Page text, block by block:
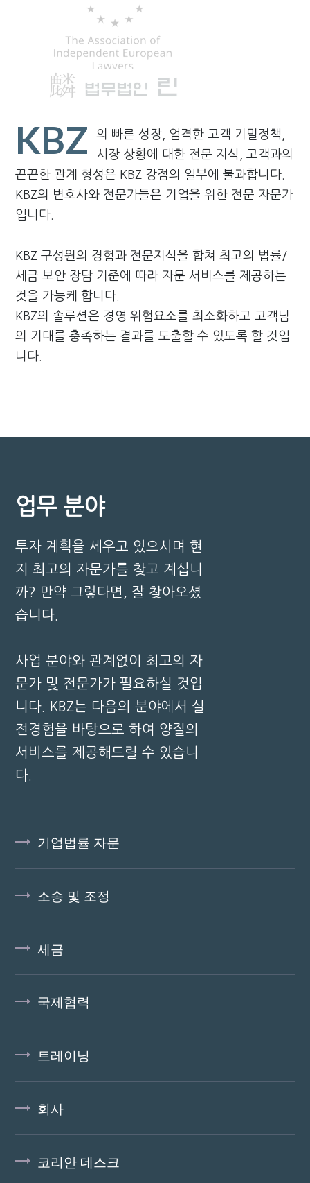
KBZ
의 빠른 성장, 엄격한 고객 기밀정책,
시장 상황에 대한 전문 지식, 고객과의
끈끈한 관계 형성은 KBZ 강점의 일부에 불과합니다.
KBZ의 변호사와 전문가들은 기업을 위한 전문 자문가
입니다.
KBZ 구성원의 경험과 전문지식을 합쳐 최고의 법률/
세금 보안 장담 기준에 따라 자문 서비스를 제공하는
것을 가능케 합니다.
KBZ의 솔루션은 경영 위험요소를 최소화하고 고객님
의 기대를 충족하는 결과를 도출할 수 있도록 할 것입
니다.
업무 분야
투자 계획을 세우고 있으시며 현
지 최고의 자문가를 찾고 계십니
까? 만약 그렇다면, 잘 찾아오셨
습니다.
사업 분야와 관계없이 최고의 자
문가 및 전문가가 필요하실 것입
니다. KBZ는 다음의 분야에서 실
전경험을 바탕으로 하여 양질의
서비스를 제공해드릴 수 있습니
다.
기업법률 자문
소송 및 조정
세금
국제협력
트레이닝
회사
코리안 데스크